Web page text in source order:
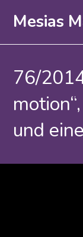
InhaltMesias
76/
und